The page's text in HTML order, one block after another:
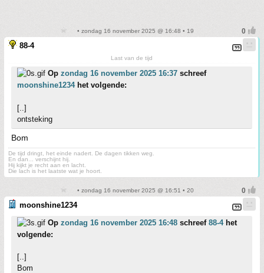
• zondag 16 november 2025 @ 16:48 • 19
88-4
Last van de tijd
Op zondag 16 november 2025 16:37 schreef
moonshine1234het volgende:
[..]
ontsteking
Bom
De tijd dringt, het einde nadert. De dagen tikken weg.
En dan... verschijnt hij.
Hij kijkt je recht aan en lacht.
Die lach is het laatste wat je hoort.
• zondag 16 november 2025 @ 16:51 • 20
moonshine1234
Op zondag 16 november 2025 16:48 schreef 88-4het
volgende:
[..]
Bom